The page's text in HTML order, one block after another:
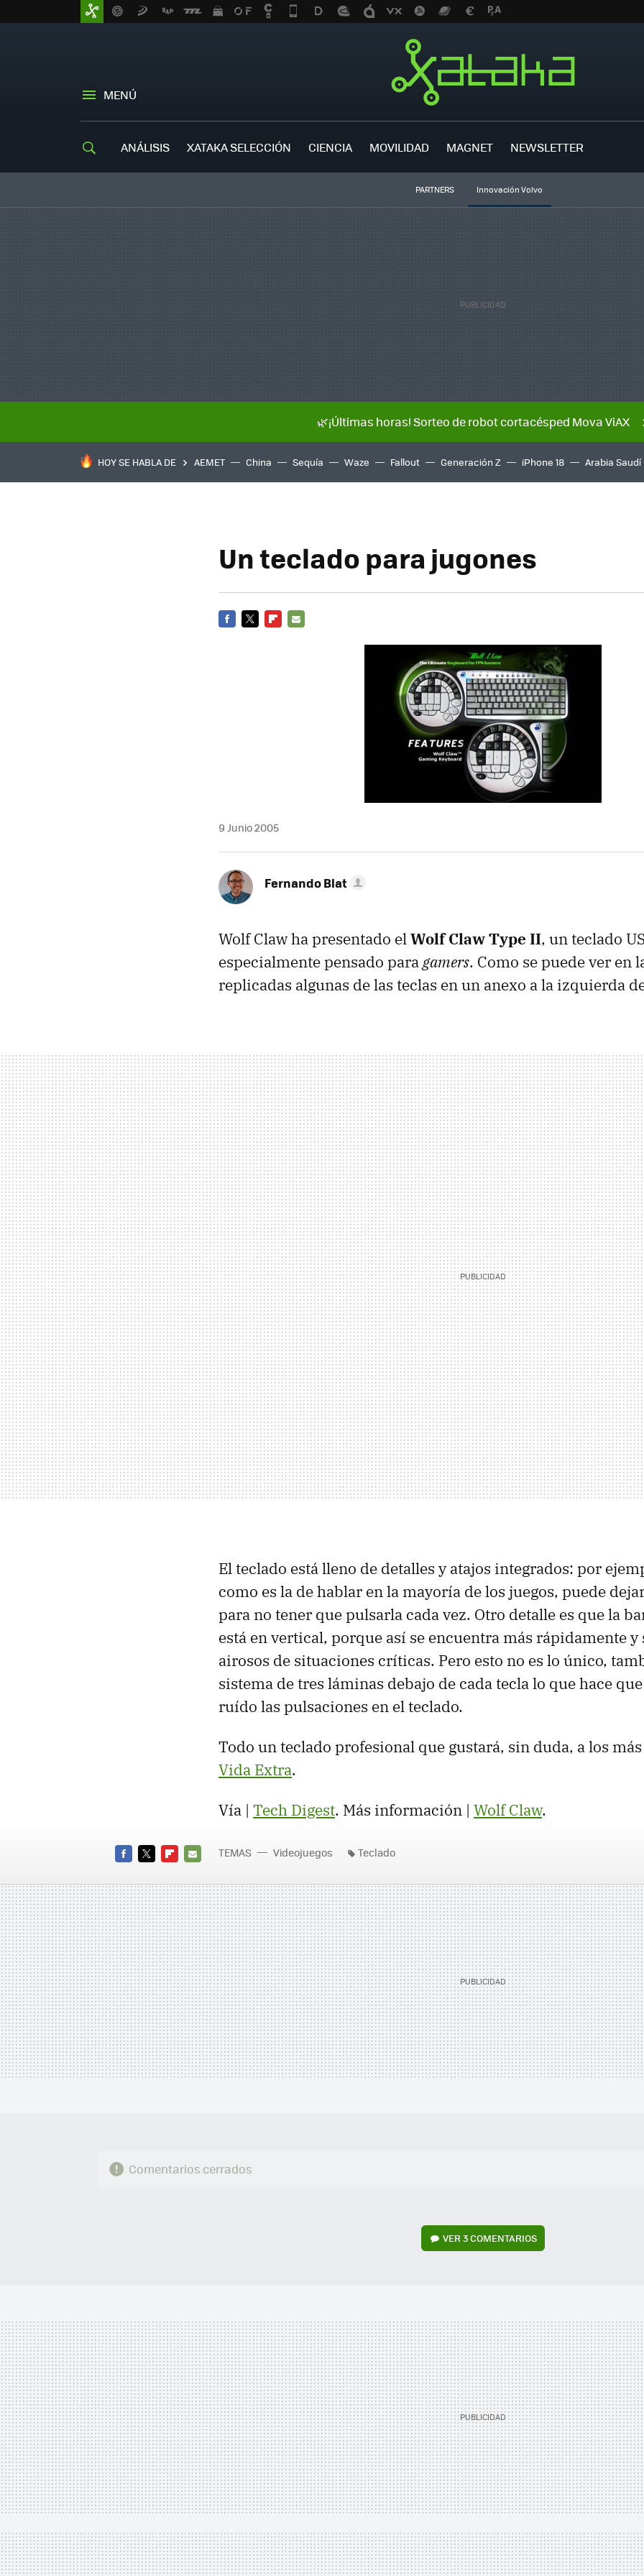
MENÚ
ANÁLISIS XATAKA SELECCIÓN CIENCIA MOVILIDAD MAGNET NEWSLETTER
PARTNERS Innovación Volvo
🌿¡Últimas horas! Sorteo de robot cortacésped Mova ViAX
HOY SE HABLA DE AEMET China Sequía Waze Fallout Generación Z iPhone 18 Arabia Saudí
Un teclado para jugones
9 Junio 2005
Fernando Blat
Wolf Claw ha presentado elWolf Claw Type II, un teclado
especialmente pensado paragamers. Como se puede ver en
replicadas algunas de las teclas en un anexo a la izquierda
El teclado está lleno de detalles y atajos integrados: por
como es la de hablar en la mayoría de los juegos, puede
para no tener que pulsarla cada vez. Otro detalle es que la
está en vertical, porque así se encuentra más rápidamente y
airosos de situaciones críticas. Pero esto no es lo único,
sistema de tres láminas debajo de cada tecla lo que hace
ruído las pulsaciones en el teclado.
Todo un teclado profesional que gustará, sin duda, a los
Vida Extra.
Vía | Tech Digest. Más información | Wolf Claw.
MAIL
TEMAS Videojuegos Teclado
Comentarios cerrados
VER3 COMENTARIOS